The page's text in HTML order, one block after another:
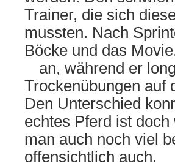
Trainer, die sich
mussten. Nach
Böcke und das
an, während er
Trockenübungen auf
Den Unterschied
echtes Pferd ist
man auch noch viel
offensichtlich auch.